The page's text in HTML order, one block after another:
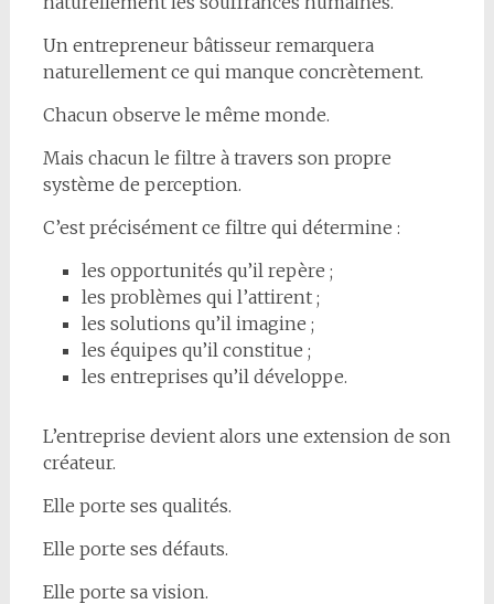
Un entrepreneur bâtisseur remarquera
naturellement ce qui manque concrètement.
Chacun observe le même monde.
Mais chacun le filtre à travers son propre
système de perception.
C’est précisément ce filtre qui détermine :
les opportunités qu’il repère ;
les problèmes qui l’attirent ;
les solutions qu’il imagine ;
les équipes qu’il constitue ;
les entreprises qu’il développe.
L’entreprise devient alors une extension de son
créateur.
Elle porte ses qualités.
Elle porte ses défauts.
Elle porte sa vision.